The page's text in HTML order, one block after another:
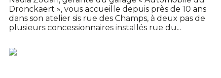
Dronckaert », vous accueille depuis près de 10 ans
dans son atelier sis rue des Champs, à deux pas de
plusieurs concessionnaires installés rue du...